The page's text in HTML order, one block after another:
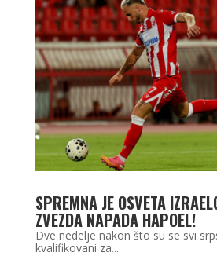
SPREMNA JE OSVETA
ZVEZDA NAPADA HAPOEL!
Dve nedelje nakon što su se svi
kvalifikovani za...